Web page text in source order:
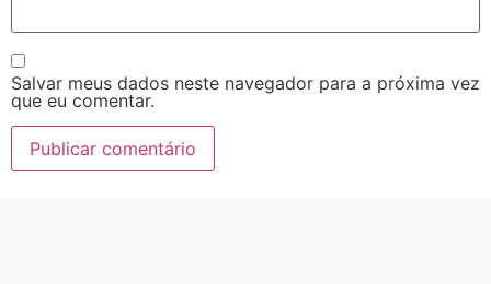
Salvar meus dados neste navegador para a próxima vez
que eu comentar.